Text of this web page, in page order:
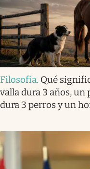
Filosofía. Qué
valla dura 3 años, un
dura 3 perros y un